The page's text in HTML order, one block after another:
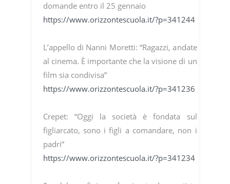
domande entro il 25 gennaio
https://www.orizzontescuola.it/?p=341244
L’appello di Nanni Moretti: “Ragazzi, andate
al cinema. È importante che la visione di un
film sia condivisa”
https://www.orizzontescuola.it/?p=341236
Crepet: “Oggi la società è fondata sul
figliarcato, sono i figli a comandare, non i
padri”
https://www.orizzontescuola.it/?p=341234